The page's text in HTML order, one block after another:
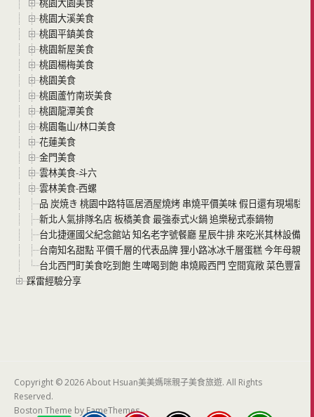
桃園大溪美食
桃園平鎮美食
桃園新屋美食
桃園楊梅美食
桃園美食
桃園蘆竹南崁美食
桃園龍潭美食
桃園龜山/林口美食
花蓮美食
金門美食
雲林美食-斗六
雲林美食-西螺
品 炭焼き 桃園中路特區居酒屋燒烤 串燒平價美味 假日還有現場駐
新北人氣排隊名店 板橋美食 最強泰式火鍋 追樂秘式泰鍋物
台北捷運國父紀念館站 知名老字號餐廳 星辰牛排 來吃米其林設備
台南知名甜點 平價千層的代表品牌 狸小路冰冰千層蛋糕 今年母親
台北西門町美食吃到飽 生啤喝到飽 串燒殿西門 空間寬敞 菜色豐富
踩雷經驗分享
Copyright © 2026 About Hsuan美美媽咪親子美食旅遊. All Rights
Reserved.
Boston Theme byFameThemes